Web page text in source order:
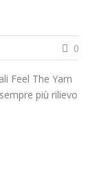
0
Feel The Yarn
più rilievo